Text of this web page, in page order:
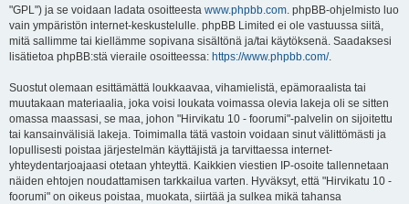
"GPL") ja se voidaan ladata osoitteesta www.phpbb.com. phpBB-ohjelmisto luo
vain ympäristön internet-keskustelulle. phpBB Limited ei ole vastuussa siitä,
mitä sallimme tai kiellämme sopivana sisältönä ja/tai käytöksenä. Saadaksesi
lisätietoa phpBB:stä vieraile osoitteessa: https://www.phpbb.com/.
Suostut olemaan esittämättä loukkaavaa, vihamielistä, epämoraalista tai
muutakaan materiaalia, joka voisi loukata voimassa olevia lakeja oli se sitten
omassa maassasi, se maa, johon "Hirvikatu 10 - foorumi"-palvelin on sijoitettu
tai kansainvälisiä lakeja. Toimimalla tätä vastoin voidaan sinut välittömästi ja
lopullisesti poistaa järjestelmän käyttäjistä ja tarvittaessa internet-
yhteydentarjoajaasi otetaan yhteyttä. Kaikkien viestien IP-osoite tallennetaan
näiden ehtojen noudattamisen tarkkailua varten. Hyväksyt, että "Hirvikatu 10 -
foorumi" on oikeus poistaa, muokata, siirtää ja sulkea mikä tahansa